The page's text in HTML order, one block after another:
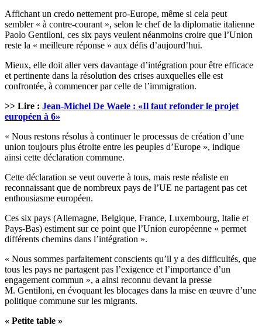
Affichant un credo nettement pro-Europe, même si cela peut
sembler « à contre-courant », selon le chef de la diplomatie italienne
Paolo Gentiloni, ces six pays veulent néanmoins croire que l’Union
reste la « meilleure réponse » aux défis d’aujourd’hui.
Mieux, elle doit aller vers davantage d’intégration pour être efficace
et pertinente dans la résolution des crises auxquelles elle est
confrontée, à commencer par celle de l’immigration.
>> Lire : Jean-Michel De Waele : «Il faut refonder le projet
européen à 6»
« Nous restons résolus à continuer le processus de création d’une
union toujours plus étroite entre les peuples d’Europe », indique
ainsi cette déclaration commune.
Cette déclaration se veut ouverte à tous, mais reste réaliste en
reconnaissant que de nombreux pays de l’UE ne partagent pas cet
enthousiasme européen.
Ces six pays (Allemagne, Belgique, France, Luxembourg, Italie et
Pays-Bas) estiment sur ce point que l’Union européenne « permet
différents chemins dans l’intégration ».
« Nous sommes parfaitement conscients qu’il y a des difficultés, que
tous les pays ne partagent pas l’exigence et l’importance d’un
engagement commun », a ainsi reconnu devant la presse
M. Gentiloni, en évoquant les blocages dans la mise en œuvre d’une
politique commune sur les migrants.
« Petite table »